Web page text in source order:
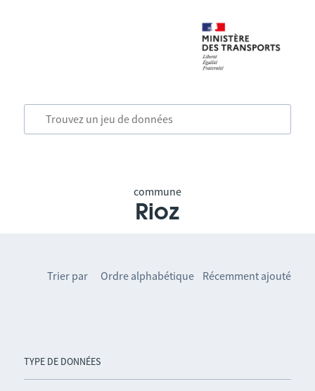
commune
Rioz
TYPE DE DONNÉES
Trier par Ordre alphabétique Récemment ajouté